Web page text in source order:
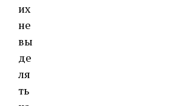
их
не
вы
де
ля
ть